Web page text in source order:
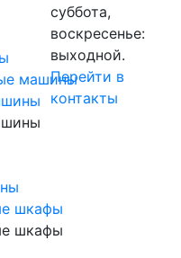
суббота,
воскресенье:
выходной.
Перейти в
контакты
машины
шкафы
шкафы